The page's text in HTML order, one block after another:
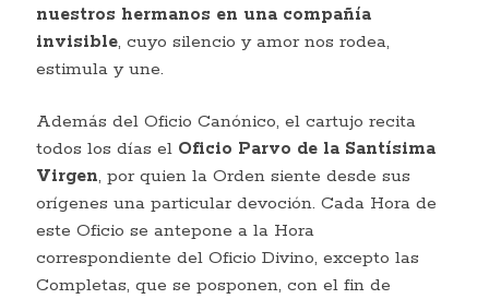
nuestros hermanos en una compañía
invisible, cuyo silencio y amor nos rodea,
estimula y une.
Además del Oficio Canónico, el cartujo recita
todos los días el Oficio Parvo de la Santísima
Virgen, por quien la Orden siente desde sus
orígenes una particular devoción. Cada Hora de
este Oficio se antepone a la Hora
correspondiente del Oficio Divino, excepto las
Completas, que se posponen, con el fin de